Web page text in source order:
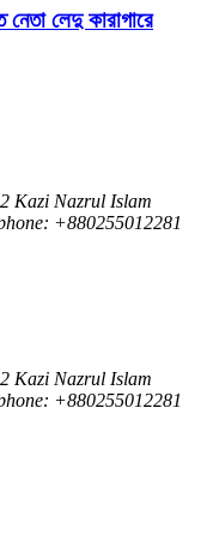
লেদু কারাগারে
Kazi Nazrul Islam
+880255012281
Kazi Nazrul Islam
+880255012281